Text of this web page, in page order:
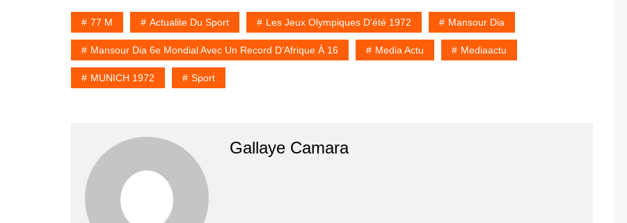
77 M Actualite Du Sport Les Jeux Olympiques D’été 1972 Mansour Dia
Mansour Dia 6e Mondial Avec Un Record D’Afrique À 16 Media Actu Mediaactu
MUNICH 1972 Sport
Gallaye Camara